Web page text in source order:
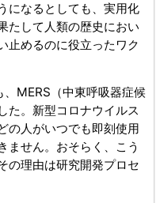
になるとしても、実用化
たして人類の歴史におい
止めるのに役立ったワク
MERS（中東呼吸器症候
た。新型コロナウイルス
の人がいつでも即刻使用
ません。おそらく、こう
の理由は研究開発プロセ